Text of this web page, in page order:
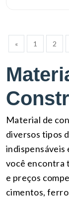
« 1 2
Material de
diversos tipos
indispensáveis
você encontra
e preços
cimentos,